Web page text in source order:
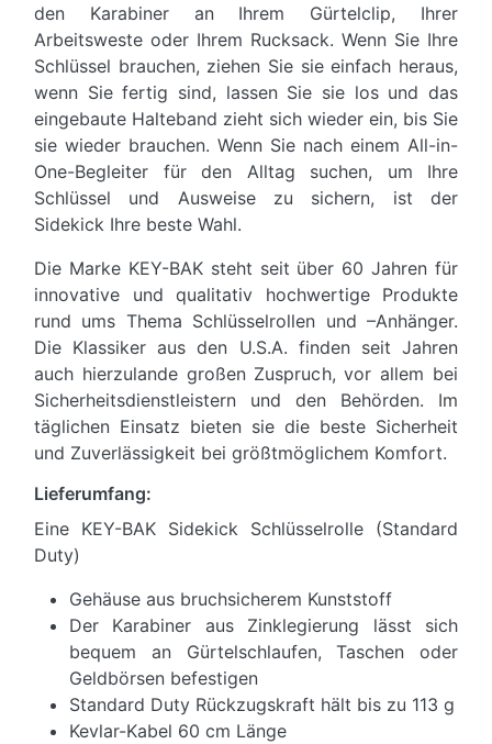
den Karabiner an Ihrem Gürtelclip, Ihrer
Arbeitsweste oder Ihrem Rucksack. Wenn Sie Ihre
Schlüssel brauchen, ziehen Sie sie einfach heraus,
wenn Sie fertig sind, lassen Sie sie los und das
eingebaute Halteband zieht sich wieder ein, bis Sie
sie wieder brauchen. Wenn Sie nach einem All-in-
One-Begleiter für den Alltag suchen, um Ihre
Schlüssel und Ausweise zu sichern, ist der
Sidekick Ihre beste Wahl.
Die Marke KEY-BAK steht seit über 60 Jahren für
innovative und qualitativ hochwertige Produkte
rund ums Thema Schlüsselrollen und –Anhänger.
Die Klassiker aus den U.S.A. finden seit Jahren
auch hierzulande großen Zuspruch, vor allem bei
Sicherheitsdienstleistern und den Behörden. Im
täglichen Einsatz bieten sie die beste Sicherheit
und Zuverlässigkeit bei größtmöglichem Komfort.
Lieferumfang:
Eine KEY-BAK Sidekick Schlüsselrolle (Standard
Duty)
Gehäuse aus bruchsicherem Kunststoff
Der Karabiner aus Zinklegierung lässt sich
bequem an Gürtelschlaufen, Taschen oder
Geldbörsen befestigen
Standard Duty Rückzugskraft hält bis zu 113 g
Kevlar-Kabel 60 cm Länge